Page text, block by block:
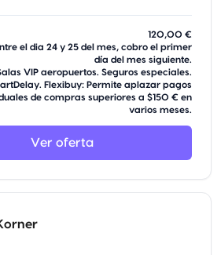
120,00 €
el dia 24 y 25 del mes, cobro el primer
día del mes siguiente.
VIP aeropuertos. Seguros especiales.
Flexibuy: Permite aplazar pagos
de compras superiores a $150 € en
varios meses.
Ver oferta